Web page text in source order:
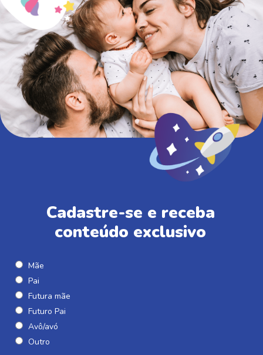
Cadastre-se e receba
conteúdo exclusivo
Mãe
Pai
Futura mãe
Futuro Pai
Avô/avó
Outro